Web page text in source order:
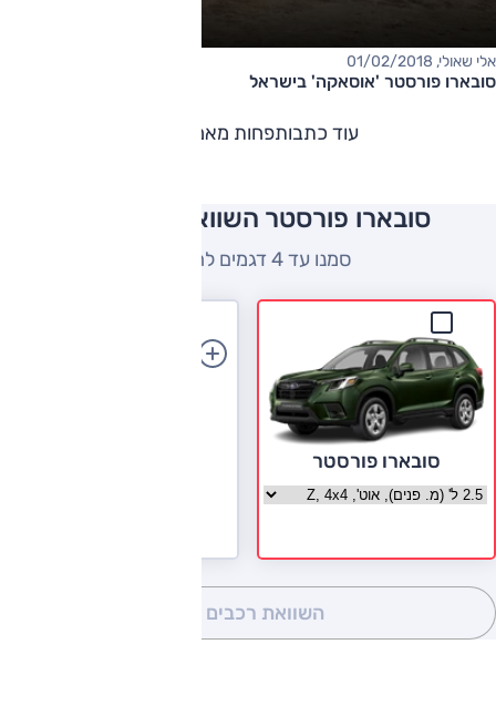
אלי שאולי, 01/02/2018
סובארו פורסטר 'אוסאקה' בישראל
עוד כתבותפחות מאמרים
סובארו פורסטר השוואה למתחרים
סמנו עד 4 דגמים להשוואה
סובארו פורסטר
בחר גרסה סובארו פורסטר
השוואת רכבים